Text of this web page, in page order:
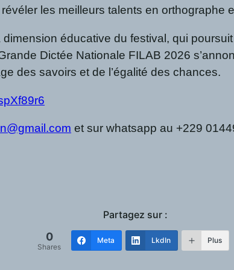
les meilleurs talents en orthographe
éducative du festival, qui
Dictée Nationale FILAB 2026
des savoirs et de l’égalité des chances.
et sur whatsapp au +229
Partagez sur :
0
Shares
Meta LkdIn Plus